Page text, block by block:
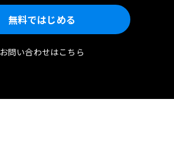
無料ではじめる
お問い合わせはこちら